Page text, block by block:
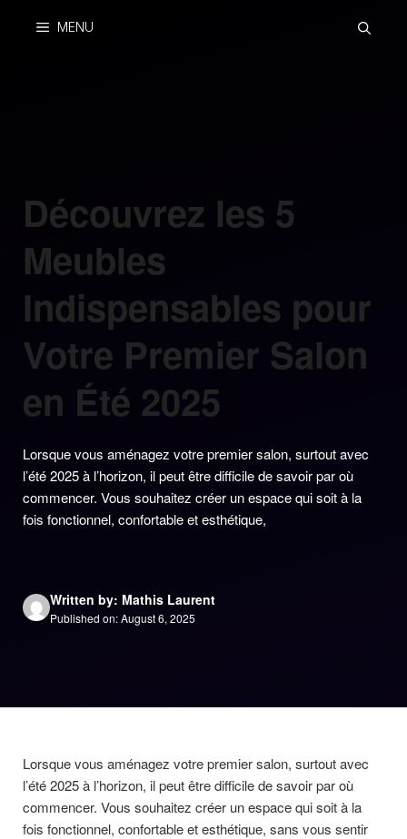
MENU
Découvrez les 5
Meubles
Indispensables pour
Votre Premier Salon
en Été 2025
Lorsque vous aménagez votre premier salon, surtout avec
l’été 2025 à l’horizon, il peut être difficile de savoir par où
commencer. Vous souhaitez créer un espace qui soit à la
fois fonctionnel, confortable et esthétique,
Written by: Mathis Laurent
Published on: August 6, 2025
Lorsque vous aménagez votre premier salon, surtout avec
l’été 2025 à l’horizon, il peut être difficile de savoir par où
commencer. Vous souhaitez créer un espace qui soit à la
fois fonctionnel, confortable et esthétique, sans vous sentir